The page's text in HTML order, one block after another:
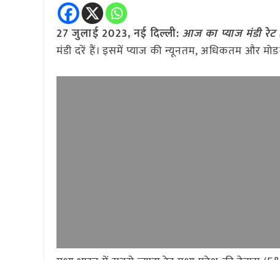
27 जुलाई 2023, नई दिल्ली: आज का प्याज मंडी
मंडी दरें हैं। इसमें प्याज की न्यूनतम, अधिकतम और